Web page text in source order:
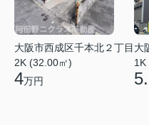
大阪市西成区千本北２丁目
2K (32.00㎡)
4万円
大
1K